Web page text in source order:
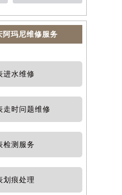
阿玛尼维修服务
进水维修
走时问题维修
检测服务
划痕处理